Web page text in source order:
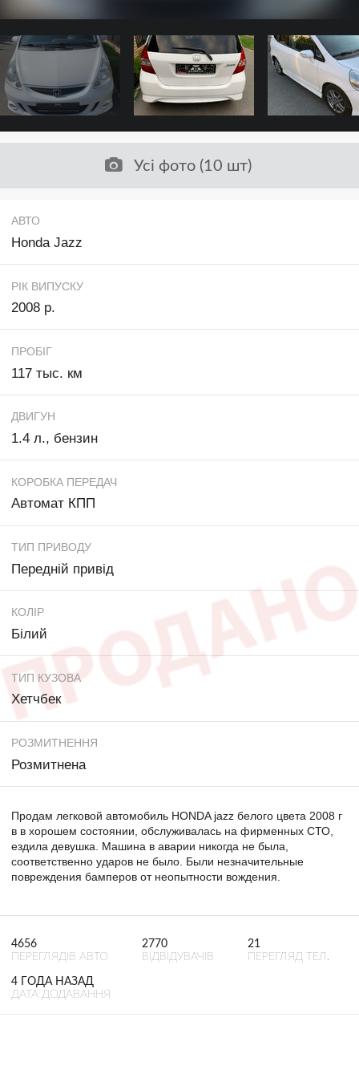
Усі фото (10 шт)
АВТО
Honda Jazz
РІК ВИПУСКУ
2008 р.
ПРОБІГ
117 тыс. км
ДВИГУН
1.4 л., бензин
КОРОБКА ПЕРЕДАЧ
Автомат КПП
ТИП ПРИВОДУ
Передній привід
КОЛІР
Білий
ТИП КУЗОВА
Хетчбек
РОЗМИТНЕННЯ
Розмитнена
Продам легковой автомобиль HONDA jazz белого цвета 2008 г
в в хорошем состоянии, обслуживалась на фирменных СТО,
ездила девушка. Машина в аварии никогда не была,
соответственно ударов не было. Были незначительные
повреждения бамперов от неопытности вождения.
4656
ПЕРЕГЛЯДІВ АВТО
2770
ВІДВІДУВАЧІВ
21
ПЕРЕГЛЯД ТЕЛ.
4 ГОДА НАЗАД
ДАТА ДОДАВАННЯ